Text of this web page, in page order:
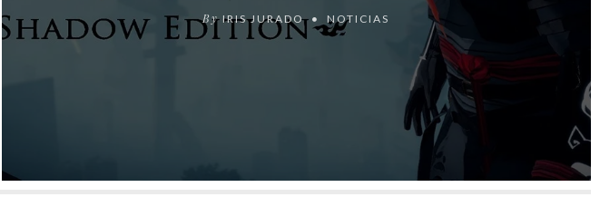
By IRIS JURADO NOTICIAS